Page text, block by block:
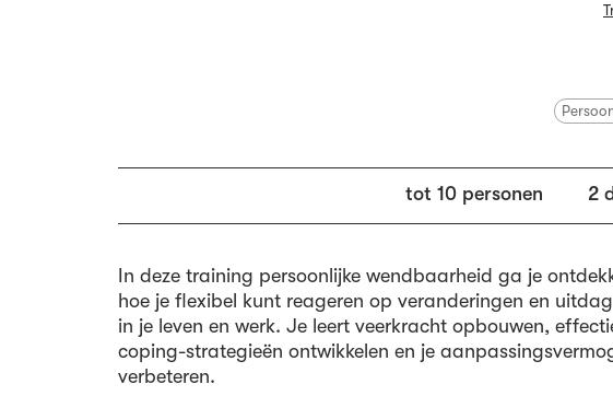
tot 10 personen 2
In deze training persoonlijke wendbaarheid ga je
hoe je flexibel kunt reageren op veranderingen en
in je leven en werk. Je leert veerkracht opbouwen,
coping-strategieën ontwikkelen en je
verbeteren.